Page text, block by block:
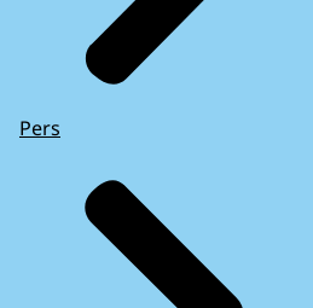
Pers